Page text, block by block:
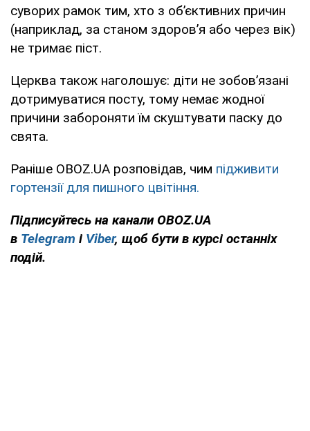
суворих рамок тим, хто з об’єктивних причин
(наприклад, за станом здоров’я або через вік)
не тримає піст.
Церква також наголошує: діти не зобов’язані
дотримуватися посту, тому немає жодної
причини забороняти їм скуштувати паску до
свята.
Раніше OBOZ.UA розповідав, чим підживити
гортензії для пишного цвітіння.
Підписуйтесь на канали OBOZ.UA
в Telegram і Viber, щоб бути в курсі останніх
подій.